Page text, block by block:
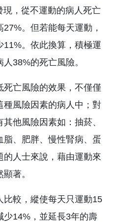
，從不運動的病人死亡
27%。但若能每天運動，
11%。依此換算，積極運
38%的死亡風險。
亡風險的效果，不僅僅
種風險因素的病人中；對
他風險因素如：抽菸、
、肥胖、慢性腎病、蛋
的人士來說，藉由運動來
著。
比較，縱使每天只運動15
少14%，並延長3年的壽